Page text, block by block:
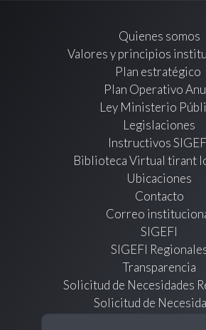
Quienes somos
Valores y principios
Plan estratégico
Plan Operativo
Ley Ministerio
Legislaciones
Instructivos
Biblioteca Virtual tirant
Ubicaciones
Contacto
Correo
SIGEFI
SIGEFI
Transparencia
Solicitud de Necesidades
Solicitud de